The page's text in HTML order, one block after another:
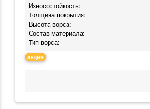
Износостойкость:
Толщина покрытия:
Высота ворса:
Состав материала:
Тип ворса:
акция